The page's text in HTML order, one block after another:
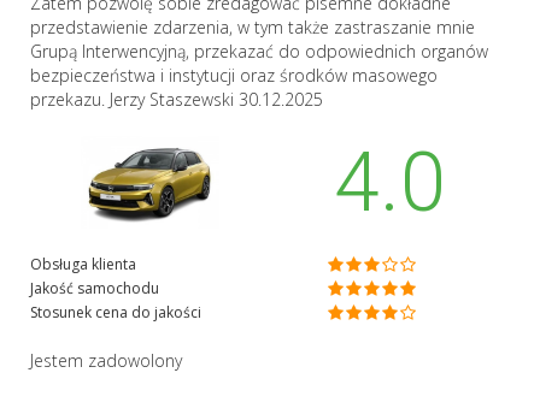
przedstawienie zdarzenia, w tym także zastraszanie mnie
Grupą Interwencyjną, przekazać do odpowiednich organów
bezpieczeństwa i instytucji oraz środków masowego
przekazu. Jerzy Staszewski 30.12.2025
4.0
Obsługa klienta
Jakość samochodu
Stosunek cena do jakości
Jestem zadowolony